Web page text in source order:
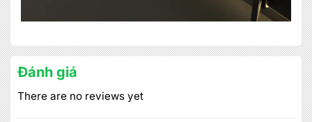
Đánh giá
There are no reviews yet